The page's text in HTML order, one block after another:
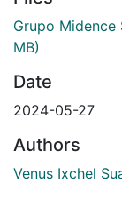
Grupo Midence
MB)
Date
2024-05-27
Authors
Venus Ixchel